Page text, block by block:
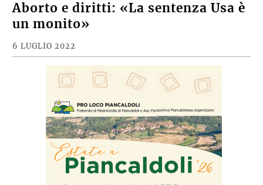
Aborto e diritti: «La sentenza Usa è
un monito»
6 LUGLIO 2022